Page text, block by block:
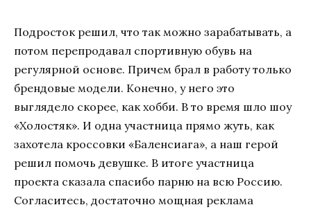
Подросток решил, что так можно зарабатывать, а
потом перепродавал спортивную обувь на
регулярной основе. Причем брал в работу только
брендовые модели. Конечно, у него это
выглядело скорее, как хобби. В то время шло шоу
«Холостяк». И одна участница прямо жуть, как
захотела кроссовки «Баленсиага», а наш герой
решил помочь девушке. В итоге участница
проекта сказала спасибо парню на всю Россию.
Согласитесь, достаточно мощная реклама